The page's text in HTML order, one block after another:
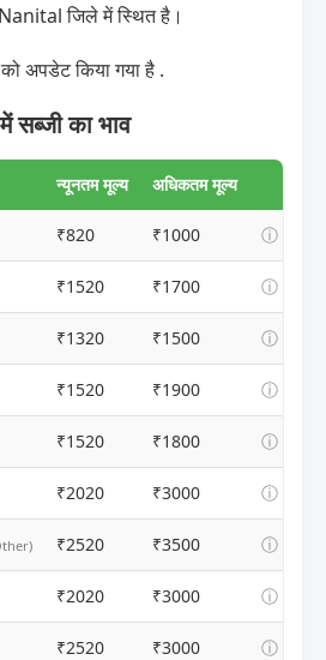
जिले में स्थित है।
अपडेट किया गया है .
का भाव
न्यूनतम मूल्य अधिकतम मूल्य
₹820 ₹1000 ⓘ
₹1520 ₹1700 ⓘ
₹1320 ₹1500 ⓘ
₹1520 ₹1900 ⓘ
₹1520 ₹1800 ⓘ
₹2020 ₹3000 ⓘ
₹2520 ₹3500 ⓘ
₹2020 ₹3000 ⓘ
₹2520 ₹3000 ⓘ